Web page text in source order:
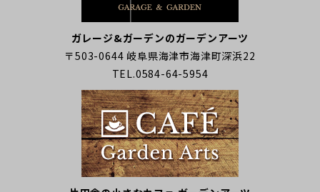
ガレージ&ガーデンのガーデンアーツ
〒503-0644 岐阜県海津市海津町深浜22
TEL.0584-64-5954